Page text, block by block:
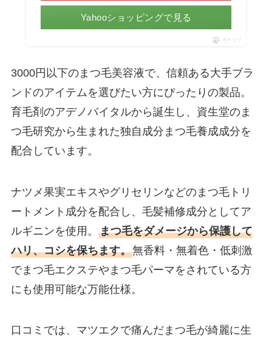
Yahooショッピングで見る
ポチップ
3000円以下のまつ毛美容液で、信頼ある大手ブラ
ンドのアイテムを選びたい方にぴったりの製品。
育毛剤のアデノバイタルから誕生し、資生堂のま
つ毛研究から生まれた独自成分まつ毛養成成分を
配合しています。
ナツメ果実エキスやグリセリンなどのまつ毛トリ
ートメント成分を配合し、毛髪補修成分としてア
ルギニンを使用。 まつ毛をダメージから保護して
ハリ、コシを保ちます。無香料・無着色・低刺激
でまつ毛エクステやまつ毛パーマをされている方
にも使用可能な万能仕様。
口コミでは、マツエクで痛んだまつ毛が綺麗に生